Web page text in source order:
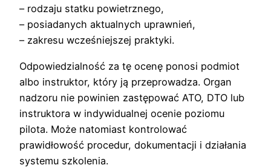
– rodzaju statku powietrznego,
– posiadanych aktualnych uprawnień,
– zakresu wcześniejszej praktyki.
Odpowiedzialność za tę ocenę ponosi podmiot
albo instruktor, który ją przeprowadza. Organ
nadzoru nie powinien zastępować ATO, DTO lub
instruktora w indywidualnej ocenie poziomu
pilota. Może natomiast kontrolować
prawidłowość procedur, dokumentacji i działania
systemu szkolenia.